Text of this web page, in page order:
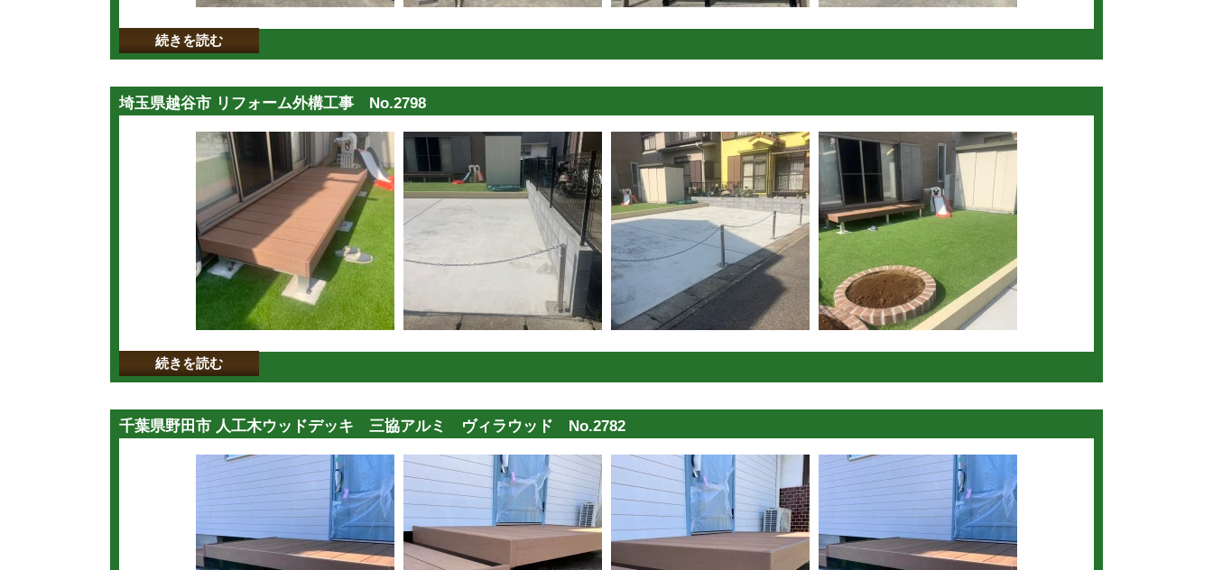
続きを読む
埼玉県越谷市 リフォーム外構工事 No.2798
続きを読む
千葉県野田市 人工木ウッドデッキ 三協アルミ ヴィラウッド No.2782